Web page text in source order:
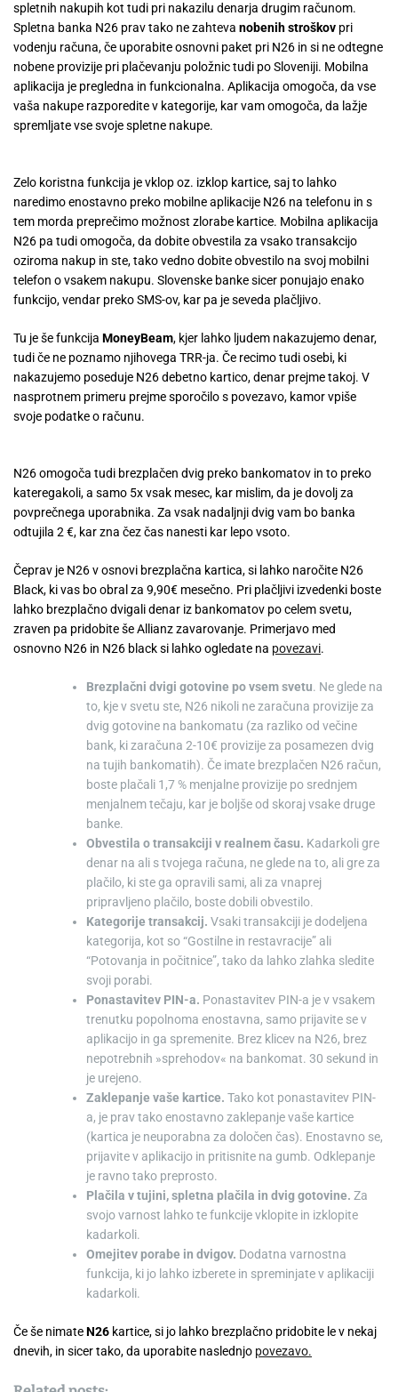
spletnih nakupih kot tudi pri nakazilu denarja drugim računom.
Spletna banka N26 prav tako ne zahteva nobenih stroškov pri
vodenju računa, če uporabite osnovni paket pri N26 in si ne odtegne
nobene provizije pri plačevanju položnic tudi po Sloveniji. Mobilna
aplikacija je pregledna in funkcionalna. Aplikacija omogoča, da vse
vaša nakupe razporedite v kategorije, kar vam omogoča, da lažje
spremljate vse svoje spletne nakupe.
Zelo koristna funkcija je vklop oz. izklop kartice, saj to lahko
naredimo enostavno preko mobilne aplikacije N26 na telefonu in s
tem morda preprečimo možnost zlorabe kartice. Mobilna aplikacija
N26 pa tudi omogoča, da dobite obvestila za vsako transakcijo
oziroma nakup in ste, tako vedno dobite obvestilo na svoj mobilni
telefon o vsakem nakupu. Slovenske banke sicer ponujajo enako
funkcijo, vendar preko SMS-ov, kar pa je seveda plačljivo.
Tu je še funkcija MoneyBeam, kjer lahko ljudem nakazujemo denar,
tudi če ne poznamo njihovega TRR-ja. Če recimo tudi osebi, ki
nakazujemo poseduje N26 debetno kartico, denar prejme takoj. V
nasprotnem primeru prejme sporočilo s povezavo, kamor vpiše
svoje podatke o računu.
N26 omogoča tudi brezplačen dvig preko bankomatov in to preko
kateregakoli, a samo 5x vsak mesec, kar mislim, da je dovolj za
povprečnega uporabnika. Za vsak nadaljnji dvig vam bo banka
odtujila 2 €, kar zna čez čas nanesti kar lepo vsoto.
Čeprav je N26 v osnovi brezplačna kartica, si lahko naročite N26
Black, ki vas bo obral za 9,90€ mesečno. Pri plačljivi izvedenki boste
lahko brezplačno dvigali denar iz bankomatov po celem svetu,
zraven pa pridobite še Allianz zavarovanje. Primerjavo med
osnovno N26 in N26 black si lahko ogledate na povezavi.
Brezplačni dvigi gotovine po vsem svetu. Ne glede na
to, kje v svetu ste, N26 nikoli ne zaračuna provizije za
dvig gotovine na bankomatu (za razliko od večine
bank, ki zaračuna 2-10€ provizije za posamezen dvig
na tujih bankomatih). Če imate brezplačen N26 račun,
boste plačali 1,7 % menjalne provizije po srednjem
menjalnem tečaju, kar je boljše od skoraj vsake druge
banke.
Obvestila o transakciji v realnem času. Kadarkoli gre
denar na ali s tvojega računa, ne glede na to, ali gre za
plačilo, ki ste ga opravili sami, ali za vnaprej
pripravljeno plačilo, boste dobili obvestilo.
Kategorije transakcij. Vsaki transakciji je dodeljena
kategorija, kot so “Gostilne in restavracije” ali
“Potovanja in počitnice”, tako da lahko zlahka sledite
svoji porabi.
Ponastavitev PIN-a. Ponastavitev PIN-a je v vsakem
trenutku popolnoma enostavna, samo prijavite se v
aplikacijo in ga spremenite. Brez klicev na N26, brez
nepotrebnih »sprehodov« na bankomat. 30 sekund in
je urejeno.
Zaklepanje vaše kartice. Tako kot ponastavitev PIN-
a, je prav tako enostavno zaklepanje vaše kartice
(kartica je neuporabna za določen čas). Enostavno se,
prijavite v aplikacijo in pritisnite na gumb. Odklepanje
je ravno tako preprosto.
Plačila v tujini, spletna plačila in dvig gotovine. Za
svojo varnost lahko te funkcije vklopite in izklopite
kadarkoli.
Omejitev porabe in dvigov. Dodatna varnostna
funkcija, ki jo lahko izberete in spreminjate v aplikaciji
kadarkoli.
Če še nimateN26 kartice, si jo lahko brezplačno pridobite le v nekaj
dnevih, in sicer tako, da uporabite naslednjo povezavo.